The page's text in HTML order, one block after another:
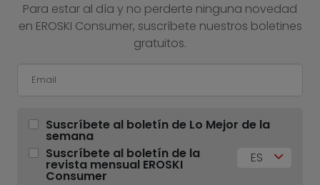
Para estar al día y no perderte ninguna novedad
en EROSKI Consumer, suscríbete nuestros boletines
gratuitos.
Suscríbete al boletín de Lo Mejor de la
semana
Suscríbete al boletín de la
revista mensual EROSKI
Consumer
ES